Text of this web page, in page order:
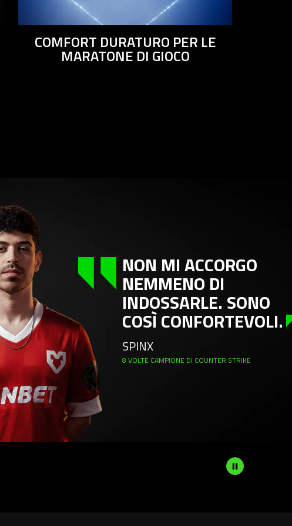
COMFORT DURATURO PER LE
MARATONE DI GIOCO
NON MI ACCORGO
NEMMENO DI
INDOSSARLE. SONO
COSÌ CONFORTEVOLI.
SPINX
8 VOLTE CAMPIONE DI COUNTER STRIKE